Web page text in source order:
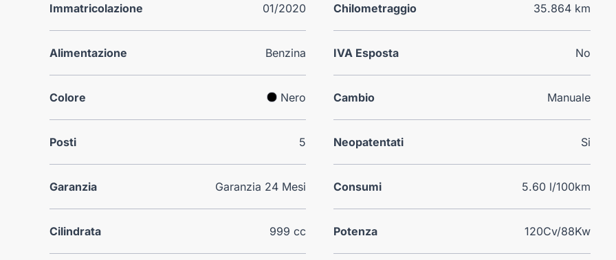
Immatricolazione 01/2020 Chilometraggio 35.864 km
Alimentazione Benzina IVA Esposta No
Colore Nero Cambio Manuale
Posti 5 Neopatentati Si
Garanzia Garanzia 24 Mesi Consumi 5.60 l/100km
Cilindrata 999 cc Potenza 120Cv/88Kw